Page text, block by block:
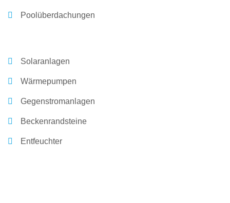
Poolüberdachungen
Solaranlagen
Wärmepumpen
Gegenstromanlagen
Beckenrandsteine
Entfeuchter